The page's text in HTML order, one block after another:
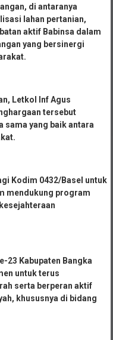
di antaranya
lahan pertanian,
aktif Babinsa dalam
yang bersinergi
Letkol Inf Agus
tersebut
sama yang baik antara
Kodim 0432/Basel untuk
mendukung program
23 Kabupaten Bangka
untuk terus
serta berperan aktif
khususnya di bidang